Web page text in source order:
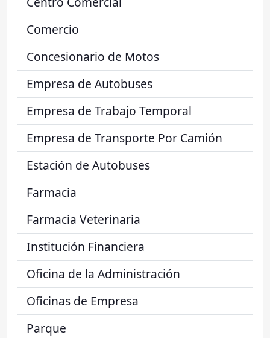
Comercio
Concesionario de Motos
Empresa de Autobuses
Empresa de Trabajo Temporal
Empresa de Transporte Por Camión
Estación de Autobuses
Farmacia
Farmacia Veterinaria
Institución Financiera
Oficina de la Administración
Oficinas de Empresa
Parque